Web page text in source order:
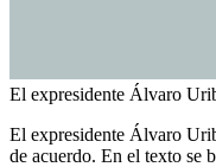
El expresidente Álvaro
El expresidente Álvaro
de acuerdo. En el texto se